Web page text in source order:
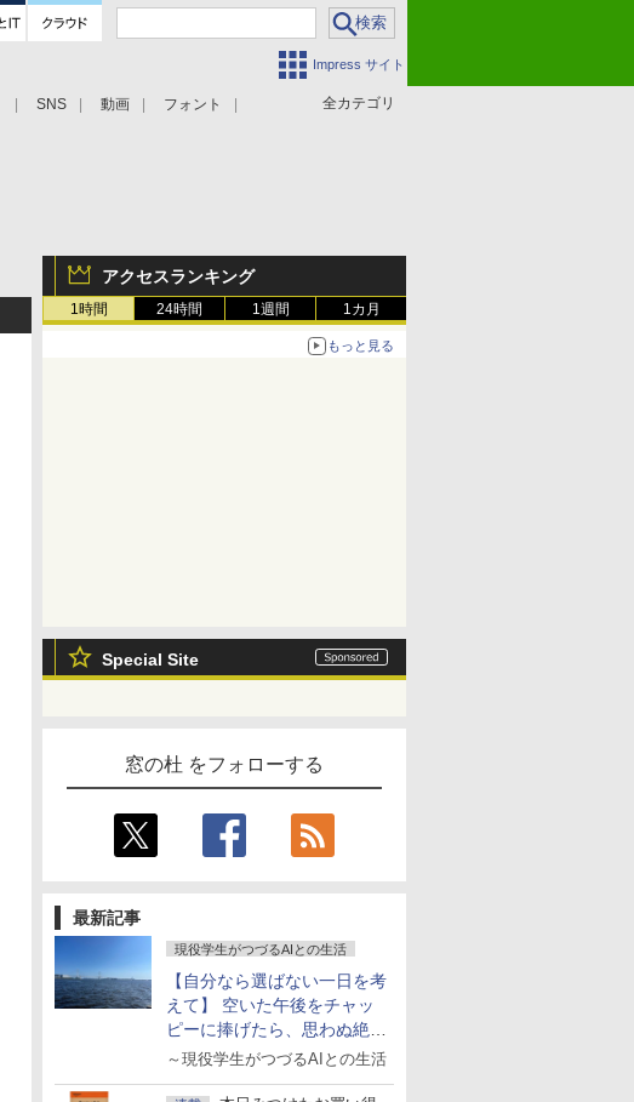
Impress サイト
全カテゴリ
SNS 動画 フォント
アクセスランキング
1時間 24時間 1週間 1カ月
もっと見る
Special Site
窓の杜 をフォローする
最新記事
現役学生がつづるAIとの生活
【自分なら選ばない一日を考
えて】 空いた午後をチャッ
ピーに捧げたら、思わぬ絶景
に出会った話
～現役学生がつづるAIとの生活